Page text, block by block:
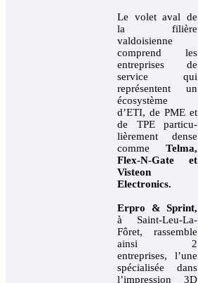
Le volet aval de
la filière
valdoisienne
comprend les
entreprises de
service qui
représentent un
écosystème
d’ETI, de PME et
de TPE particu-
lièrement dense
comme Telma,
Flex-N-Gate et
Visteon
Electronics.
Erpro & Sprint,
à Saint-Leu-La-
Fôret, rassemble
ainsi 2
entreprises, l’une
spécialisée dans
l’impression 3D